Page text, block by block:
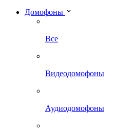
Домофоны
Все
Видеодомофоны
Аудиодомофоны